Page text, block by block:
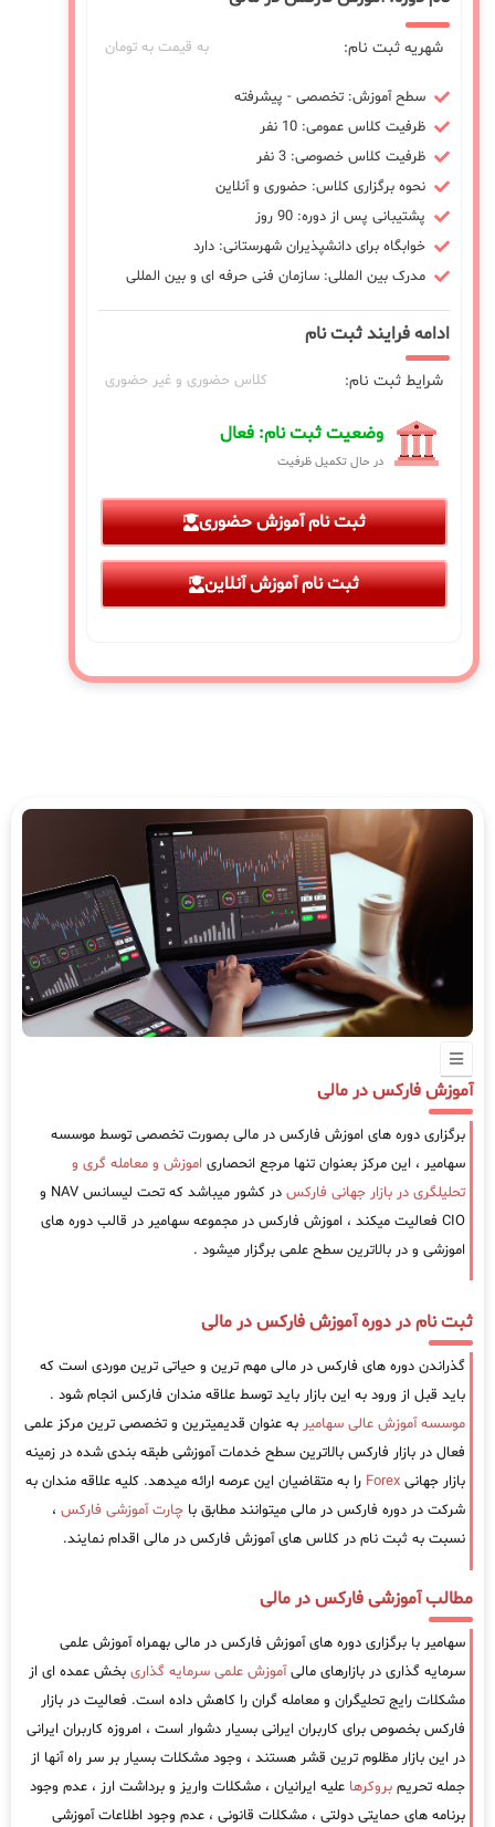
شهریه ثبت نام: به قیمت به تومان
سطح آموزش: تخصصی - پیشرفته
ظرفیت کلاس عمومی: 10 نفر
ظرفیت کلاس خصوصی: 3 نفر
نحوه برگزاری کلاس: حضوری و آنلاین
پشتیبانی پس از دوره: 90 روز
خوابگاه برای دانشپذیران شهرستانی: دارد
مدرک بین المللی: سازمان فنی حرفه ای و بین المللی
ادامه فرایند ثبت نام
شرایط ثبت نام: کلاس حضوری و غیر حضوری
وضعیت ثبت نام: فعال
در حال تکمیل ظرفیت
ثبت نام آموزش حضوری
ثبت نام آموزش آنلاین
آموزش فارکس در مالی
برگزاری دوره های اموزش فارکس در مالی بصورت تخصصی توسط موسسه
سهامیر ، این مرکز بعنوان تنها مرجع انحصاری اموزش و معامله گری و
تحلیلگری در بازار جهانی فارکس
در کشور میباشد که تحت لیسانس NAV و
CIO فعالیت میکند ، اموزش فارکس در مجموعه سهامیر در قالب دوره های
اموزشی و در بالاترین سطح علمی برگزار میشود .
ثبت نام در دوره آموزش فارکس در مالی
گذراندن دوره های فارکس در مالی مهم ترین و حیاتی ترین موردی است که
باید قبل از ورود به این بازار باید توسط علاقه مندان فارکس انجام شود .
موسسه آموزش عالی سهامیر به عنوان قدیمیترین و تخصصی ترین مرکز علمی
فعال در بازار فارکس بالاترین سطح خدمات آموزشی طبقه بندی شده در زمینه
بازار جهانی Forex را به متقاضیان این عرصه ارائه میدهد. کلیه علاقه مندان به
شرکت در دوره فارکس در مالی میتوانند مطابق با چارت آموزشی فارکس ،
نسبت به ثبت نام در کلاس های آموزش فارکس در مالی اقدام نمایند.
مطالب آموزشی فارکس در مالی
سهامیر با برگزاری دوره های آموزش فارکس در مالی بهمراه آموزش علمی
سرمایه گذاری در بازارهای مالیآموزش علمی سرمایه گذاری بخش عمده ای از
مشکلات رایج تحلیگران و معامله گران را کاهش داده است. فعالیت در بازار
فارکس بخصوص برای کاربران ایرانی بسیار دشوار است ، امروزه کاربران ایرانی
در این بازار مظلوم ترین قشر هستند ، وجود مشکلات بسیار بر سر راه آنها از
جمله تحریم بروکرها علیه ایرانیان ، مشکلات واریز و برداشت ارز ، عدم وجود
برنامه های حمایتی دولتی ، مشکلات قانونی ، عدم وجود اطلاعات آموزشی